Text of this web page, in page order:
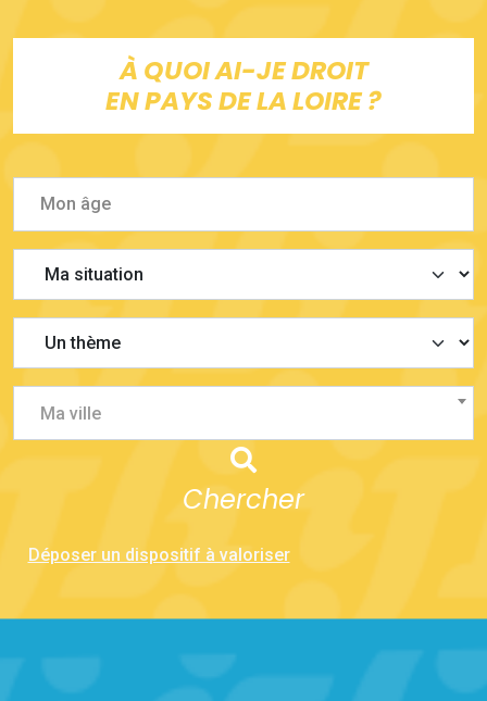
À QUOI AI-JE DROIT
EN PAYS DE LA LOIRE ?
Ma ville
Chercher
Déposer un dispositif à valoriser